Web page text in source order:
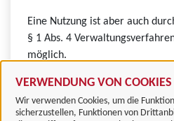
VERWENDUNG VON COOKIES
Wir verwenden Cookies, um die
sicherzustellen, Funktionen von
Eine Nutzung ist aber auch
§ 1 Abs. 4
möglich.